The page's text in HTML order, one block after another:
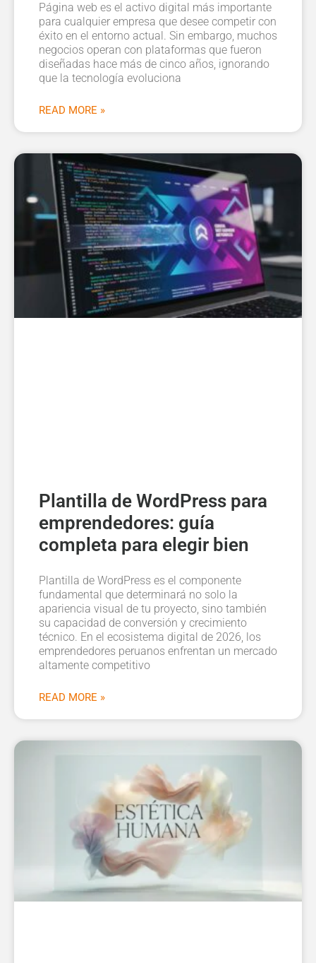
Página web es el activo digital más importante
para cualquier empresa que desee competir con
éxito en el entorno actual. Sin embargo, muchos
negocios operan con plataformas que fueron
diseñadas hace más de cinco años, ignorando
que la tecnología evoluciona
READ MORE »
Plantilla de WordPress para
emprendedores: guía
completa para elegir bien
Plantilla de WordPress es el componente
fundamental que determinará no solo la
apariencia visual de tu proyecto, sino también
su capacidad de conversión y crecimiento
técnico. En el ecosistema digital de 2026, los
emprendedores peruanos enfrentan un mercado
altamente competitivo
READ MORE »